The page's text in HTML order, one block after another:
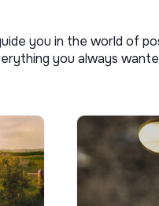
you in the world of
you always